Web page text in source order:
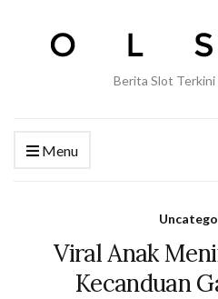
Berita Slot
Menu
Viral Anak
Kecanduan